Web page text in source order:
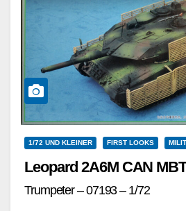
1/72 UND KLEINER FIRST LOOKS
Leopard 2A6M CAN MBT
Trumpeter – 07193 – 1/72